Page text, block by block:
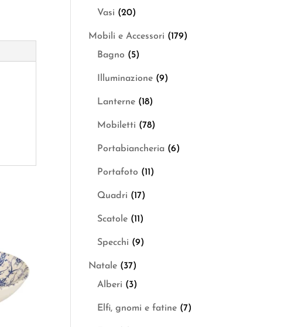
Vasi (20)
Mobili e Accessori (179)
Bagno (5)
Illuminazione (9)
Lanterne (18)
Mobiletti (78)
Portabiancheria (6)
Portafoto (11)
Quadri (17)
Scatole (11)
Specchi (9)
Natale (37)
Alberi (3)
Elfi, gnomi e fatine (7)